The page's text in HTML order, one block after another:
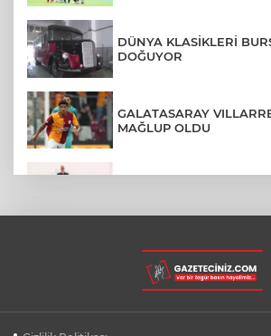
DÜNYA KLASİKLERİ
DOĞUYOR
GALATASARAY
MAĞLUP OLDU
RİZE'DE BÖYLE PİKNİK
OLMAZ